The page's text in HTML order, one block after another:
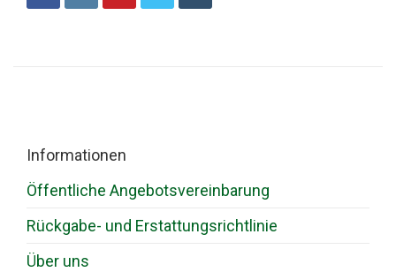
Informationen
Öffentliche Angebotsvereinbarung
Rückgabe- und Erstattungsrichtlinie
Über uns